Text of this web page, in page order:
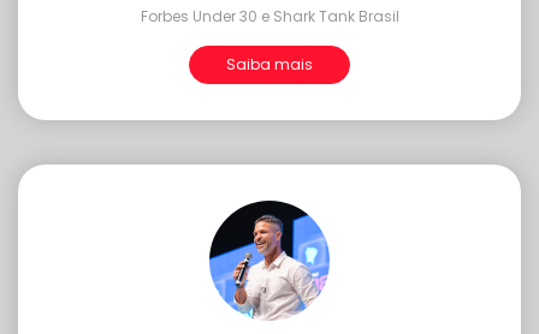
Forbes Under 30 e Shark Tank Brasil
Saiba mais